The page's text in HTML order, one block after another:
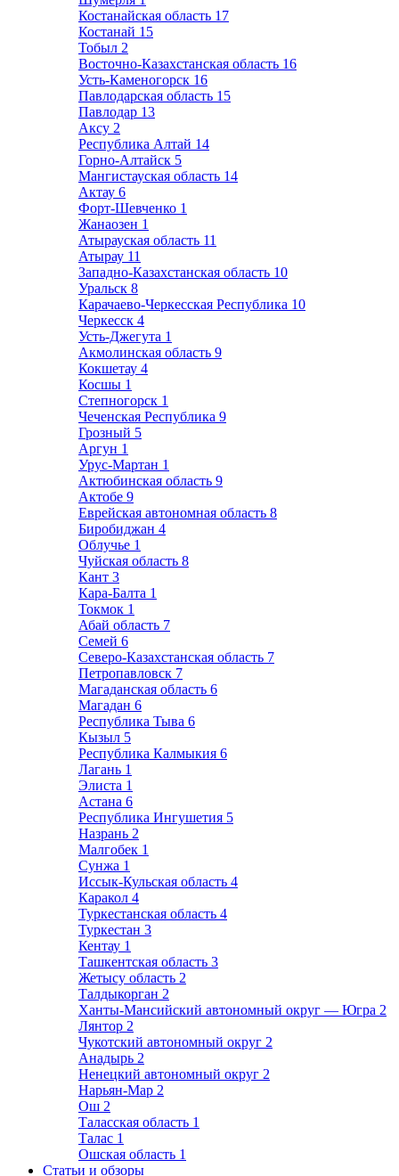
Костанайская область 17
Костанай 15
Тобыл 2
Восточно-Казахстанская область 16
Усть-Каменогорск 16
Павлодарская область 15
Павлодар 13
Аксу 2
Республика Алтай 14
Горно-Алтайск 5
Мангистауская область 14
Актау 6
Форт-Шевченко 1
Жанаозен 1
Атырауская область 11
Атырау 11
Западно-Казахстанская область 10
Уральск 8
Карачаево-Черкесская Республика 10
Черкесск 4
Усть-Джегута 1
Акмолинская область 9
Кокшетау 4
Косшы 1
Степногорск 1
Чеченская Республика 9
Грозный 5
Аргун 1
Урус-Мартан 1
Актюбинская область 9
Актобе 9
Еврейская автономная область 8
Биробиджан 4
Облучье 1
Чуйская область 8
Кант 3
Кара-Балта 1
Токмок 1
Абай область 7
Семей 6
Северо-Казахстанская область 7
Петропавловск 7
Магаданская область 6
Магадан 6
Республика Тыва 6
Кызыл 5
Республика Калмыкия 6
Лагань 1
Элиста 1
Астана 6
Республика Ингушетия 5
Назрань 2
Малгобек 1
Сунжа 1
Иссык-Кульская область 4
Каракол 4
Туркестанская область 4
Туркестан 3
Кентау 1
Ташкентская область 3
Жетысу область 2
Талдыкорган 2
Ханты-Мансийский автономный округ — Югра 2
Лянтор 2
Чукотский автономный округ 2
Анадырь 2
Ненецкий автономный округ 2
Нарьян-Мар 2
Ош 2
Таласская область 1
Талас 1
Ошская область 1
Статьи и обзоры